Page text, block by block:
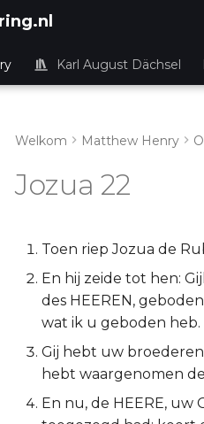
Karl August Dächsel
Welkom Matthew Henry
Jozua 22
Toen riep Jozua de
En hij zeide tot hen:
des HEEREN,
wat ik u geboden heb.
Gij hebt uw
hebt waargenomen
En nu, de HEERE,